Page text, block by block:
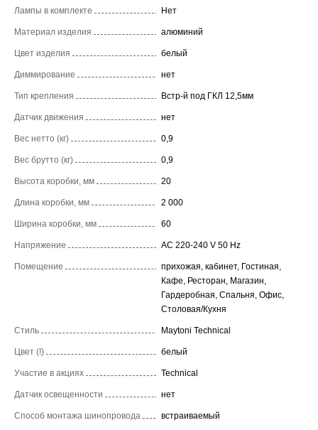
Лампы в комплекте Нет
Материал изделия алюминий
Цвет изделия белый
Диммирование нет
Тип крепления Встр-й под ГКЛ 12,5мм
Датчик движения нет
Вес нетто (кг) 0,9
Вес брутто (кг) 0,9
Высота коробки, мм 20
Длина коробки, мм 2 000
Ширина коробки, мм 60
Напряжение AC 220-240 V 50 Hz
Помещение
прихожая, кабинет, Гостиная,
Кафе, Ресторан, Магазин,
Гардеробная, Спальня, Офис,
Столовая/Кухня
Стиль Maytoni Technical
Цвет (!) белый
Участие в акциях Technical
Датчик освещенности нет
Способ монтажа шинопровода встраиваемый